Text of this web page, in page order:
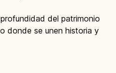
del patrimonio
donde se unen historia y